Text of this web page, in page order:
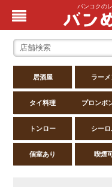
バンコクの
居酒屋 ラーメ
タイ料理 プロンポ
トンロー シーロ
個室あり 喫煙